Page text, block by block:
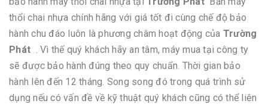
thổi chai nhựa chính hãng với giá tốt đi cùng chế độ bảo
hành chu đáo luôn là phương châm hoạt động của Trường
Phát . Vì thế quý khách hãy an tâm, máy mua tại công ty
sẽ được bảo hành đúng theo quy chuẩn. Thời gian bảo
hành lên đến 12 tháng. Song song đó trong quá trình sử
dụng nếu có vấn đề về kỹ thuật quý khách cũng có thể liên